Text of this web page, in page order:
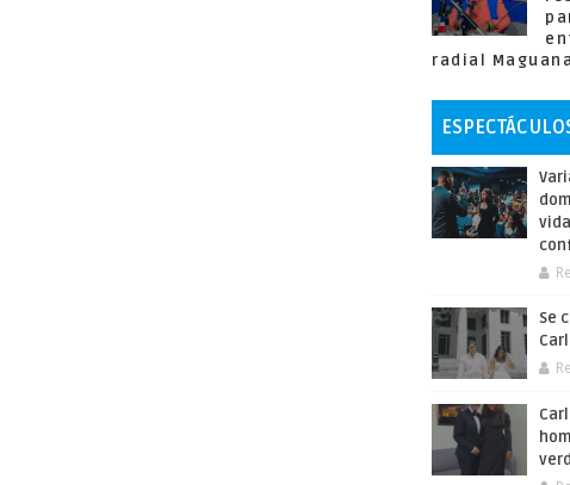
radial
Se